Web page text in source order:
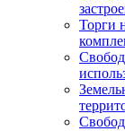
Торги